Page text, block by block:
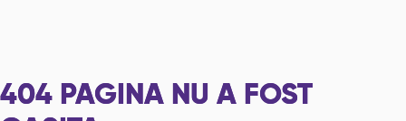
404 PAGINA NU A FOST